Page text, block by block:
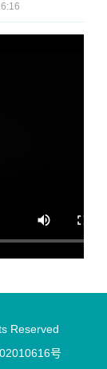
Reserved
号